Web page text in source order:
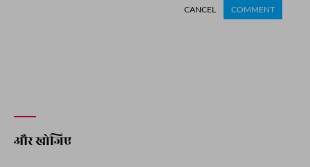
CANCEL COMMENT
और खोजिए